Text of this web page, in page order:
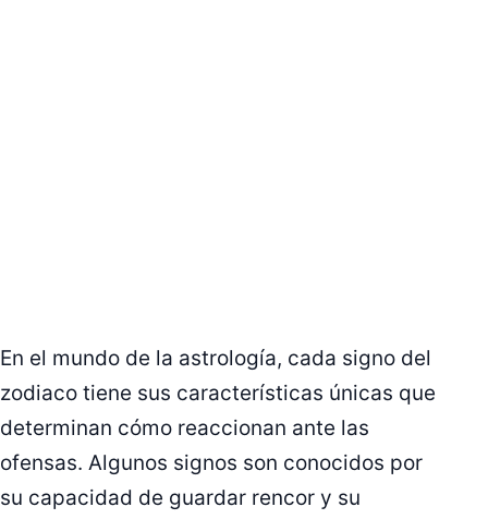
En el mundo de la astrología, cada signo del
zodiaco tiene sus características únicas que
determinan cómo reaccionan ante las
ofensas. Algunos signos son conocidos por
su capacidad de guardar rencor y su